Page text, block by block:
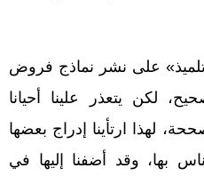
على نشر نماذج فروض
لكن يتعذر علينا أحيانا
لهذا ارتأينا إدراج بعضها
بها، وقد أضفنا إليها في